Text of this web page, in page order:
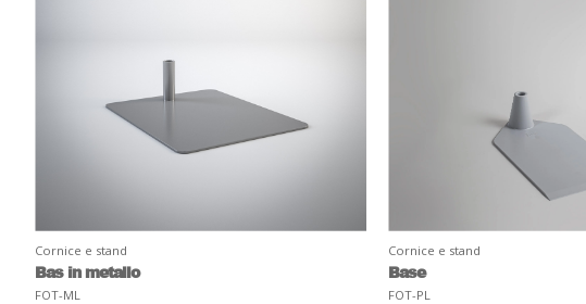
Cornice e stand
Bas in metallo
FOT-ML
Cornice e stand
Base
FOT-PL